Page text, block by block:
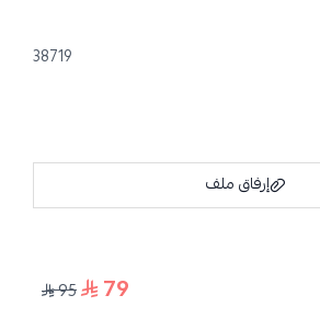
38719
إرفاق ملف
79
95